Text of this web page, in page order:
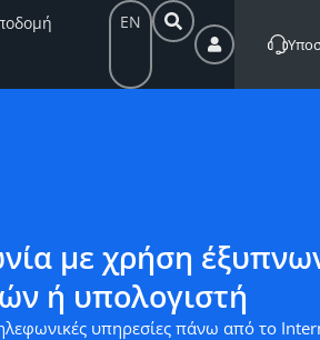
EN
με χρήση
ή υπολογιστή
υπηρεσίες πάνω από το